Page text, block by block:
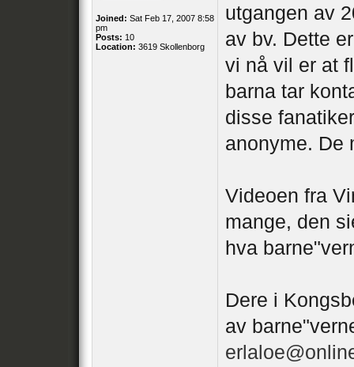
Joined: Sat Feb 17, 2007 8:58
pm
Posts: 10
Location: 3619 Skollenborg
utgangen av
av bv. Dette
vi nå vil er at
barna tar
disse
anonyme. De
Videoen fra
mange, den
hva
Dere i
av